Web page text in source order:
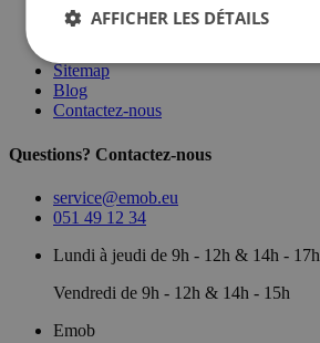
Conditions générales
Mentions légales
Sitemap
Blog
Contactez-nous
Questions? Contactez-nous
service@emob.eu
051 49 12 34
Lundi à jeudi de 9h - 12h & 14h - 17h
Vendredi de 9h - 12h & 14h - 15h
Emob
AFFICHER LES DÉTAILS